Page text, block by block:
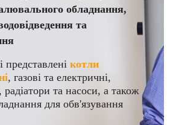
обладнання,
та
представлені котли
, газові та електричні,
радіатори та насоси, а також
для обв'язування